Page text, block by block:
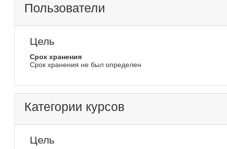
Пользователи
Цель
Срок хранения
Срок хранения не был определен
Категории курсов
Цель